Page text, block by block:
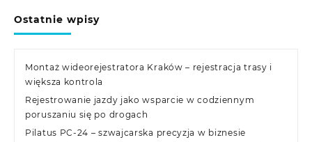
Ostatnie wpisy
Montaż wideorejestratora Kraków – rejestracja trasy i
większa kontrola
Rejestrowanie jazdy jako wsparcie w codziennym
poruszaniu się po drogach
Pilatus PC-24 – szwajcarska precyzja w biznesie